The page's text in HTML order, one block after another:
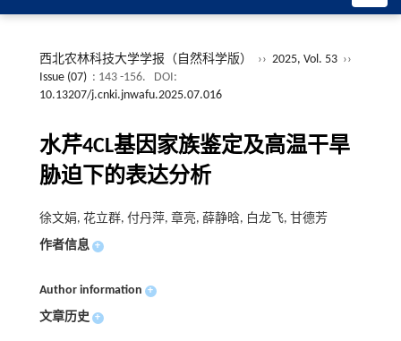
西北农林科技大学学报（自然科学版） ›› 2025, Vol. 53 ››
Issue (07) : 143 -156.
DOI:
10.13207/j.cnki.jnwafu.2025.07.016
水芹4CL基因家族鉴定及高温干旱
胁迫下的表达分析
徐文娟, 花立群, 付丹萍, 章亮, 薛静晗, 白龙飞, 甘德芳
作者信息 +
Author information +
文章历史 +